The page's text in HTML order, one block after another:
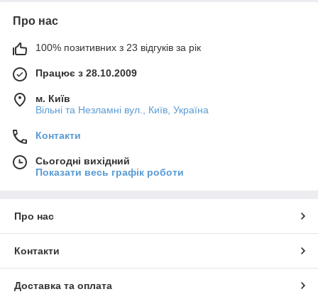
Про нас
100% позитивних з 23 відгуків за рік
Працює з 28.10.2009
м. Київ
Вільні та Незламні вул., Київ, Україна
Контакти
Сьогодні вихідний
Показати весь графік роботи
Про нас
Контакти
Доставка та оплата